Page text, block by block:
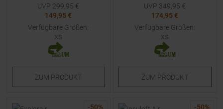
UVP 299,95 €
149,95 €
Verfügbare Größen:
XS
ZUM PRODUKT
UVP 349,95 €
174,95 €
Verfügbare Größen:
XS
ZUM PRODUKT
-50% -50%